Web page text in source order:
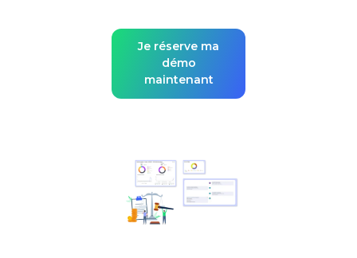
Je réserve ma
démo
maintenant